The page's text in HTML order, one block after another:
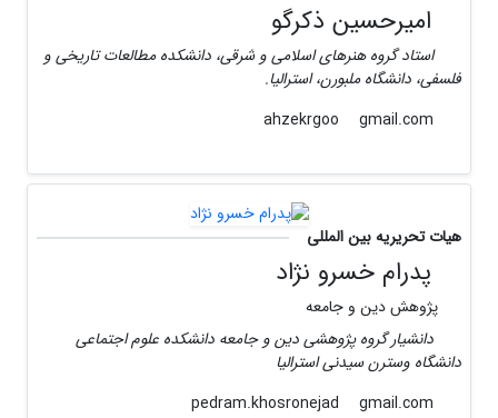
امیرحسین ذکرگو
استاد گروه هنرهای اسلامی و شرقی، دانشکده مطالعات تاریخی و
فلسفی، دانشگاه ملبورن، استرالیا.
gmail.com
هیات تحریریه بین المللی
پدرام خسرو نژاد
پژوهش دین و جامعه
دانشیار گروه پژوهشی دین و جامعه دانشکده علوم اجتماعی
دانشگاه وسترن سیدنی استرالیا
gmail.com